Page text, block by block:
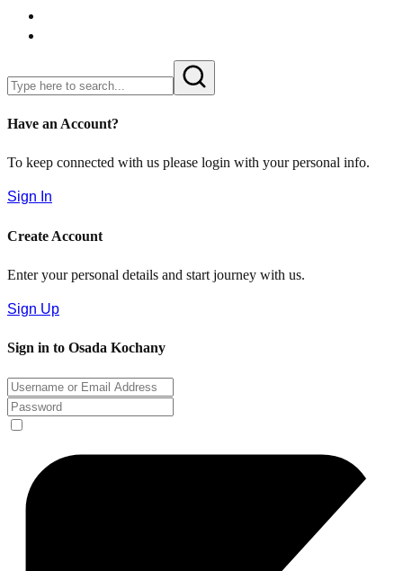
Have an Account?
To keep connected with us please login with your personal info.
Sign In
Create Account
Enter your personal details and start journey with us.
Sign Up
Sign in to Osada Kochany